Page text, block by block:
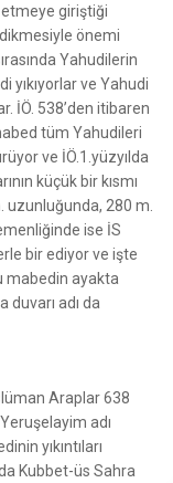
etmeye giriştiği
önemi
Yahudilerin
yıkıyorlar ve Yahudi
İÖ. 538’den itibaren
tüm Yahudileri
ve İÖ.1.yüzyılda
küçük bir kısmı
280 m.
ise İS
bir ediyor ve işte
mabedin ayakta
duvarı adı da
Araplar 638
adı
yıkıntıları
Kubbet-üs Sahra